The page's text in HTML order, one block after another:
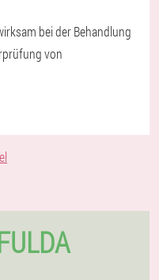
bei der Behandlung
von